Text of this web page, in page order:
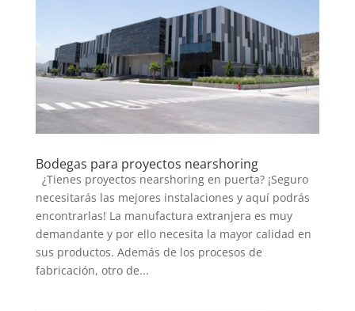
Bodegas para proyectos nearshoring
¿Tienes proyectos nearshoring en puerta? ¡Seguro
necesitarás las mejores instalaciones y aquí podrás
encontrarlas! La manufactura extranjera es muy
demandante y por ello necesita la mayor calidad en
sus productos. Además de los procesos de
fabricación, otro de...